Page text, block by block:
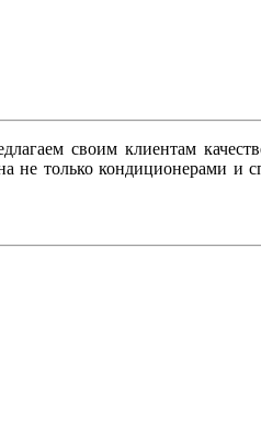
своим клиентам
не только кондиционерами